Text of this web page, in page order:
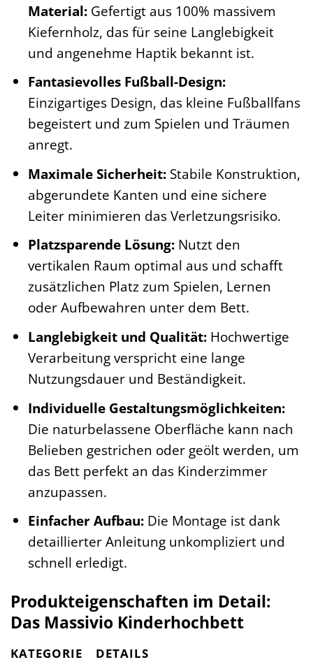
Material: Gefertigt aus 100% massivem
Kiefernholz, das für seine Langlebigkeit
und angenehme Haptik bekannt ist.
Fantasievolles Fußball-Design:
Einzigartiges Design, das kleine Fußballfans
begeistert und zum Spielen und Träumen
anregt.
Maximale Sicherheit: Stabile Konstruktion,
abgerundete Kanten und eine sichere
Leiter minimieren das Verletzungsrisiko.
Platzsparende Lösung: Nutzt den
vertikalen Raum optimal aus und schafft
zusätzlichen Platz zum Spielen, Lernen
oder Aufbewahren unter dem Bett.
Langlebigkeit und Qualität: Hochwertige
Verarbeitung verspricht eine lange
Nutzungsdauer und Beständigkeit.
Individuelle Gestaltungsmöglichkeiten:
Die naturbelassene Oberfläche kann nach
Belieben gestrichen oder geölt werden, um
das Bett perfekt an das Kinderzimmer
anzupassen.
Einfacher Aufbau: Die Montage ist dank
detaillierter Anleitung unkompliziert und
schnell erledigt.
Produkteigenschaften im Detail:
Das Massivio Kinderhochbett
KATEGORIE DETAILS